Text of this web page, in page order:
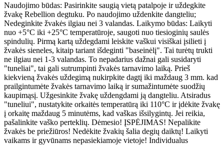
Naudojimo būdas: Pasirinkite saugią vietą patalpoje ir uždegkite
žvakę Rebellion degtuku. Po naudojimo uždenkite dangteliu;
Nedeginkite žvakės ilgiau nei 3 valandas. Laikymo būdas: Laikyti
nuo +5°C iki +25°C temperatūroje, saugoti nuo tiesioginių saulės
spindulių. Pirmą kartą uždegdami leiskite vaškui visiškai įsilieti į
žvakės sieneles, kitaip tariant išdeginti "baseinėlį". Tai turėtų trukti
ne ilgiau nei 1-3 valandas. To nepadarius dažnai gali susidaryti
"tuneliai", tai gali sutrumpinti žvakės tarnavimo laiką. Prieš
kiekvieną žvakės uždegimą nukirpkite dagtį iki maždaug 3 mm. kad
prailgintumėte žvakės tarnavimo laiką ir sumažintumėte suodžių
kaupimąsį. Užgesinkite žvakę uždengdami ją dangteliu. Atsiradus
"tuneliui", nustatykite orkaitės temperatūrą iki 110°C ir įdėkite žvakę
į orkaitę maždaug 5 minutėms, kad vaškas išsilygintų. Jei reikia,
pašalinkite vaško perteklių. Dėmesio! ĮSPĖJIMAS! Nepalikite
žvakės be priežiūros! Nedėkite žvakių šalia degių daiktų! Laikyti
vaikams ir gyvūnams nepasiekiamoje vietoje! Individualus